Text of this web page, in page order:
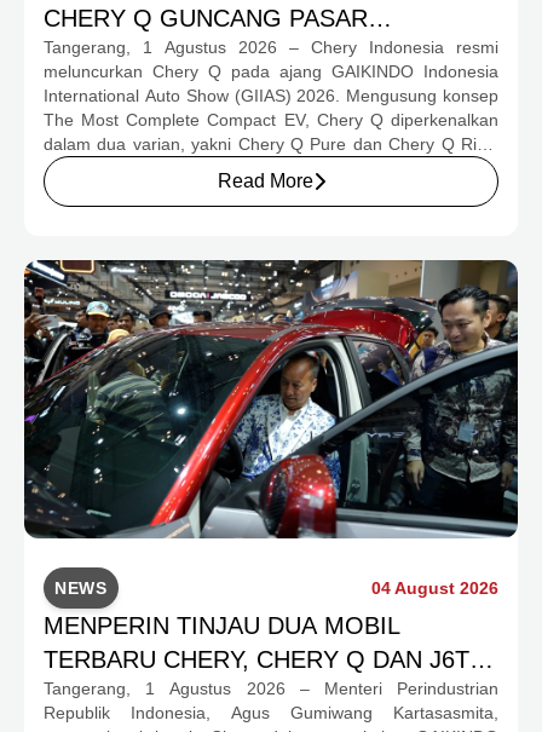
CHERY Q GUNCANG PASAR
OTOMOTIF MELALUI HARGA SPESIAL
MULAI RP239,9 JUTA
Tangerang, 1 Agustus 2026 – Chery Indonesia resmi
meluncurkan Chery Q pada ajang GAIKINDO Indonesia
International Auto Show (GIIAS) 2026. Mengusung konsep
The Most Complete Compact EV, Chery Q diperkenalkan
dalam dua varian, yakni Chery Q Pure dan Chery Q Rizz,
untuk mengakomodasi kebutuhan mobilitas serta
preferensi konsumen yang berbeda.
Read More
NEWS 04 August 2026
MENPERIN TINJAU DUA MOBIL
TERBARU CHERY, CHERY Q DAN J6T
CSH YANG JADI SOROTAN DI GIIAS
2026
Tangerang, 1 Agustus 2026 – Menteri Perindustrian
Republik Indonesia, Agus Gumiwang Kartasasmita,